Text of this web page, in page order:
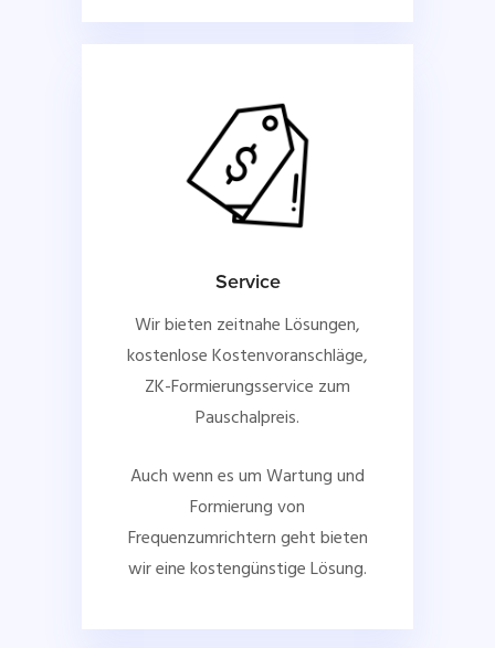
Service
Wir bieten zeitnahe Lösungen,
kostenlose Kostenvoranschläge,
ZK-Formierungsservice zum
Pauschalpreis.
Auch wenn es um Wartung und
Formierung von
Frequenzumrichtern geht bieten
wir eine kostengünstige Lösung.